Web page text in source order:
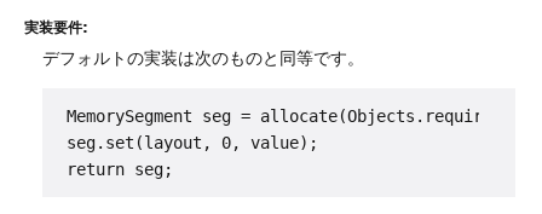
実装要件:
デフォルトの実装は次のものと同等です。
MemorySegment seg =
seg.set(layout, 0, value);